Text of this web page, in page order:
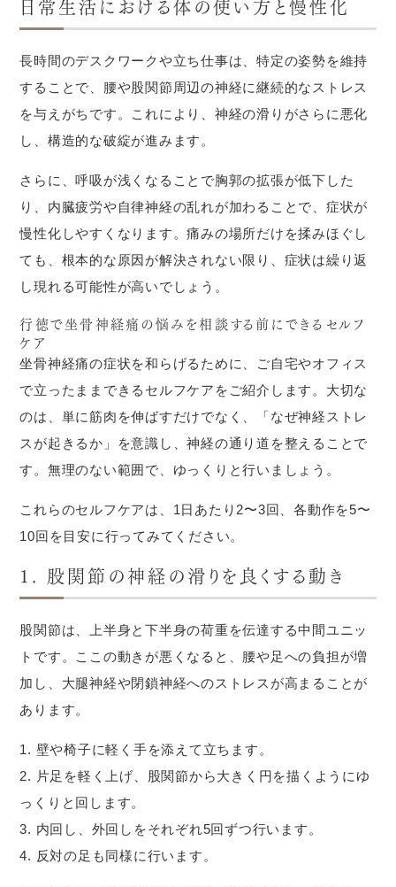
日常生活における体の使い方と慢性化
長時間のデスクワークや立ち仕事は、特定の姿勢を維持
することで、腰や股関節周辺の神経に継続的なストレス
を与えがちです。これにより、神経の滑りがさらに悪化
し、構造的な破綻が進みます。
さらに、呼吸が浅くなることで胸郭の拡張が低下した
り、内臓疲労や自律神経の乱れが加わることで、症状が
慢性化しやすくなります。痛みの場所だけを揉みほぐし
ても、根本的な原因が解決されない限り、症状は繰り返
し現れる可能性が高いでしょう。
行徳で坐骨神経痛の悩みを相談する前にできるセルフ
ケア
坐骨神経痛の症状を和らげるために、ご自宅やオフィス
で立ったままできるセルフケアをご紹介します。大切な
のは、単に筋肉を伸ばすだけでなく、「なぜ神経ストレ
スが起きるか」を意識し、神経の通り道を整えることで
す。無理のない範囲で、ゆっくりと行いましょう。
これらのセルフケアは、1日あたり2〜3回、各動作を5〜
10回を目安に行ってみてください。
1. 股関節の神経の滑りを良くする動き
股関節は、上半身と下半身の荷重を伝達する中間ユニッ
トです。ここの動きが悪くなると、腰や足への負担が増
加し、大腿神経や閉鎖神経へのストレスが高まることが
あります。
壁や椅子に軽く手を添えて立ちます。
片足を軽く上げ、股関節から大きく円を描くようにゆ
っくりと回します。
内回し、外回しをそれぞれ5回ずつ行います。
反対の足も同様に行います。